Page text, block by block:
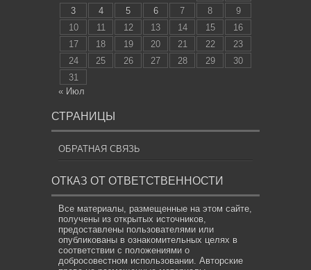
3
4 5 6 7 8
9
10
11 12 13 14 15
16
17
18 19 20 21 22
23
24
25 26 27 28 29
30
31
« Июл
СТРАНИЦЫ
ОБРАТНАЯ СВЯЗЬ
ОТКАЗ ОТ ОТВЕТСТВЕННОСТИ
Все материалы, размещенные на этом сайте,
получены из открытых источников,
предоставлены пользователями или
опубликованы в ознакомительных целях в
соответствии с положениями о
добросовестном использовании. Авторские